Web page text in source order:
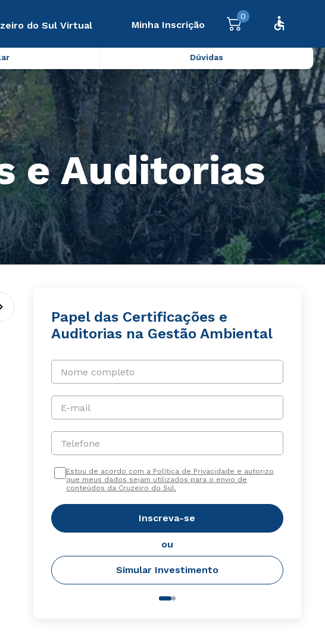
do Sul Virtual Minha Inscrição
0
Dúvidas
e Auditorias
Papel das Certificações e
Auditorias na Gestão Ambiental
Nome completo
E-mail
Telefone
Estou de acordo com a Política de Privacidade e autorizo
que meus dados sejam utilizados para o envio de
conteúdos da Cruzeiro do Sul.
Inscreva-se
ou
Simular Investimento